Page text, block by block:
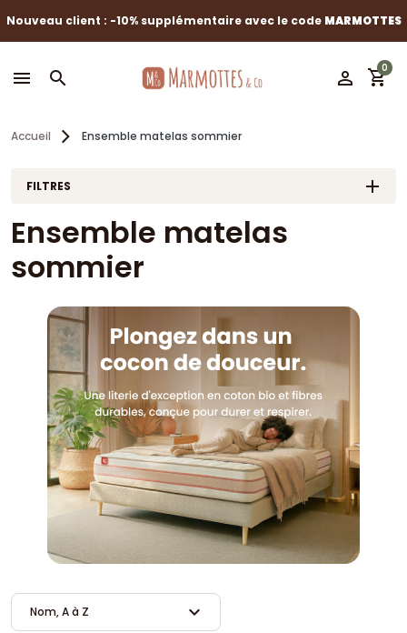
Nouveau client : -10% supplémentaire avec le code MARMOTTES
search
menu perm_identity shopping_cart
0
Accueil Ensemble matelas sommier
FILTRES
Ensemble matelas
sommier
Nom, A à Z expand_more